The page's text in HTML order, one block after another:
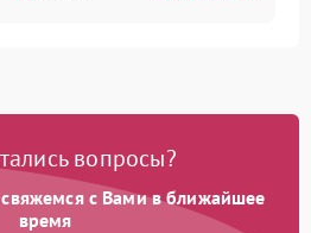
1500 ₽ Подробнее →
вопросы?
свяжемся с Вами в ближайшее
время